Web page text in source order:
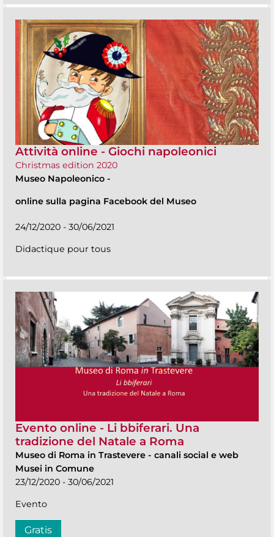
Attività online - Giochi napoleonici
Christmas edition 2020
Museo Napoleonico -
online sulla pagina Facebook del Museo
24/12/2020 - 30/06/2021
Didactique pour tous
Evento online - Li bbiferari. Una
tradizione del Natale a Roma
Museo di Roma in Trastevere - canali social e web
Musei in Comune
23/12/2020 - 30/06/2021
Evento
Gratis